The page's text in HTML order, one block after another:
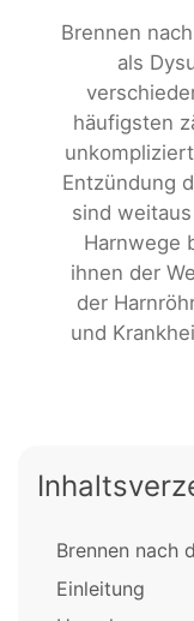
Brennen
als
häufigsten
Entzündung
sind
Harnwege
ihnen der
der
und
Brennen nach
Einleitung